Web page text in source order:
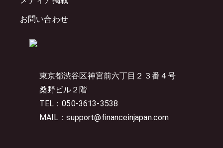
東京都渋谷区神宮前六丁目２３番４号
桑野ビル２階
TEL：050-3613-3538
MAIL：support@financeinjapan.com
お問い合わせ